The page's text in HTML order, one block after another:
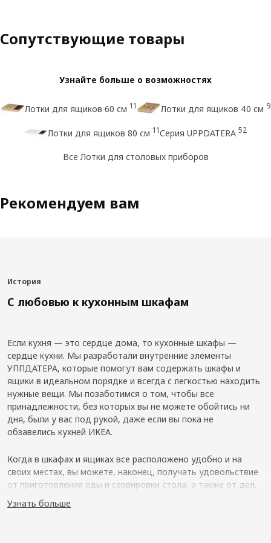
Сопутствующие товары
Узнайте больше о возможностях
Лотки для ящиков 60 см 11 Лотки для ящиков 40 см 9
Лотки для ящиков 80 см 11Серия UPPDATERA 52
Все Лотки для столовых приборов
Рекомендуем вам
История
С любовью к кухонным шкафам
Если кухня — это сердце дома, то кухонные шкафы —
сердце кухни. Мы разработали внутренние элементы
УППДАТЕРА, которые помогут вам содержать шкафы и
ящики в идеальном порядке и всегда с легкостью находить
нужные вещи. Мы позаботимся о том, чтобы все
принадлежности, без которых вы не можете обойтись ни
дня, были у вас под рукой, даже если вы пока не
обзавелись кухней ИКЕА.
Когда в шкафах и ящиках все расположено удобно и на
своих местах, вы можете, наконец, получать удовольствие
от приготовления еды и сервировки стола, а также от дел,
не связанных с кулинарией.
Узнать больше